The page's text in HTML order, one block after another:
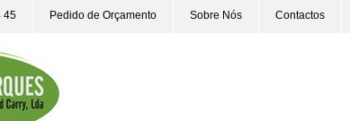
45 Pedido de Orçamento Sobre Nós Contactos